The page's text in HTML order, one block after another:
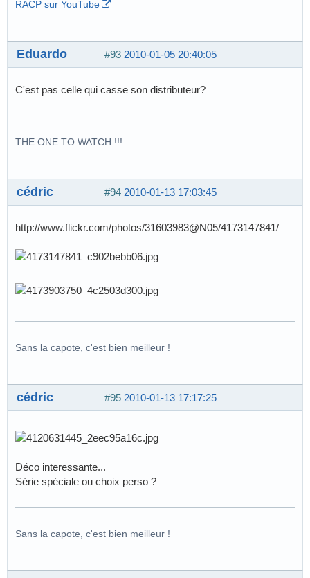
RACP sur YouTube
#93 2010-01-05 20:40:05
Eduardo
C'est pas celle qui casse son distributeur?
THE ONE TO WATCH !!!
#94 2010-01-13 17:03:45
cédric
http://www.flickr.com/photos/31603983@N05/4173147841/
Sans la capote, c'est bien meilleur !
#95 2010-01-13 17:17:25
cédric
Déco interessante...
Série spéciale ou choix perso ?
Sans la capote, c'est bien meilleur !